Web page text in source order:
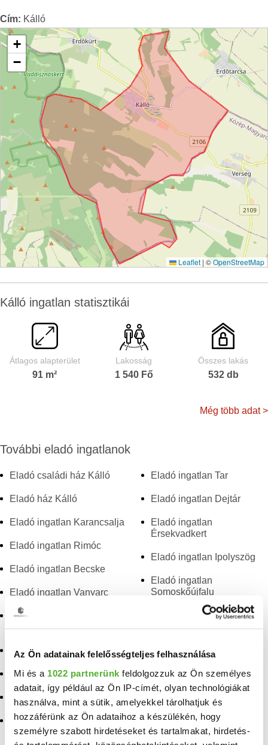
Az Ön adatainak felelősségteljes felhasználása
Mi és a 1022 partnerünk feldolgozzuk az Ön személyes
adatait, így például az Ön IP-címét, olyan technológiákat
használva, mint a sütik, amelyekkel tárolhatjuk és
hozzáférünk az Ön adataihoz a készülékén, hogy
személyre szabott hirdetéseket és tartalmakat, hirdetés-
Cím: Kálló
+
−
Leaflet | ©OpenStreetMap
Kálló ingatlan statisztikái
Átlagos alapterület
91 m²
Lakosság
1 540 Fő
Összes lakás
532 db
Még több adat >
További eladó ingatlanok
Eladó családi ház Kálló
Eladó ház Kálló
Eladó ingatlan Karancsalja
Eladó ingatlan Rimóc
Eladó ingatlan Becske
Eladó ingatlan Vanyarc
Eladó ingatlan
Bátonyterenye
Eladó ingatlan Nőtincs
Eladó ingatlan Kisecset
Eladó ingatlan Kazár
Eladó ingatlan Herencsény
Eladó ingatlan Tar
Eladó ingatlan Dejtár
Eladó ingatlan
Érsekvadkert
Eladó ingatlan Ipolyszög
Eladó ingatlan
Somoskőújfalu
Eladó ingatlan Csécse
Magyarnándor
Eladó ingatlan Buják
Eladó ingatlan Cered